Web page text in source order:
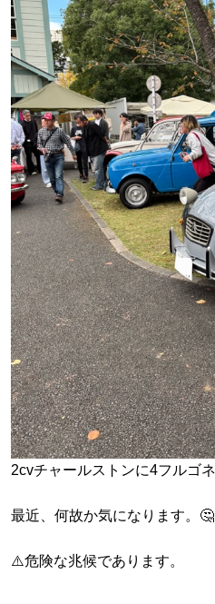
2cvチャールストンに4フルゴネ
最近、何故か気になります。🤔
⚠️危険な兆候であります。